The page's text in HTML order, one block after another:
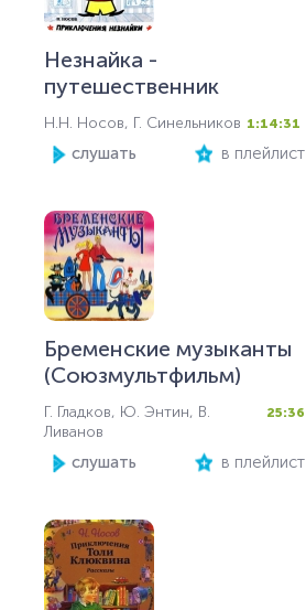
Незнайка -
путешественник
Н.Н. Носов, Г. Синельников 1:14:31
слушать в плейлист
Бременские музыканты
(Союзмультфильм)
Г. Гладков, Ю. Энтин, В.
Ливанов
25:36
слушать в плейлист